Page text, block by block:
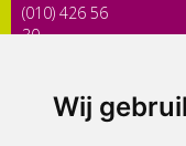
Wij
(010) 426 56
30